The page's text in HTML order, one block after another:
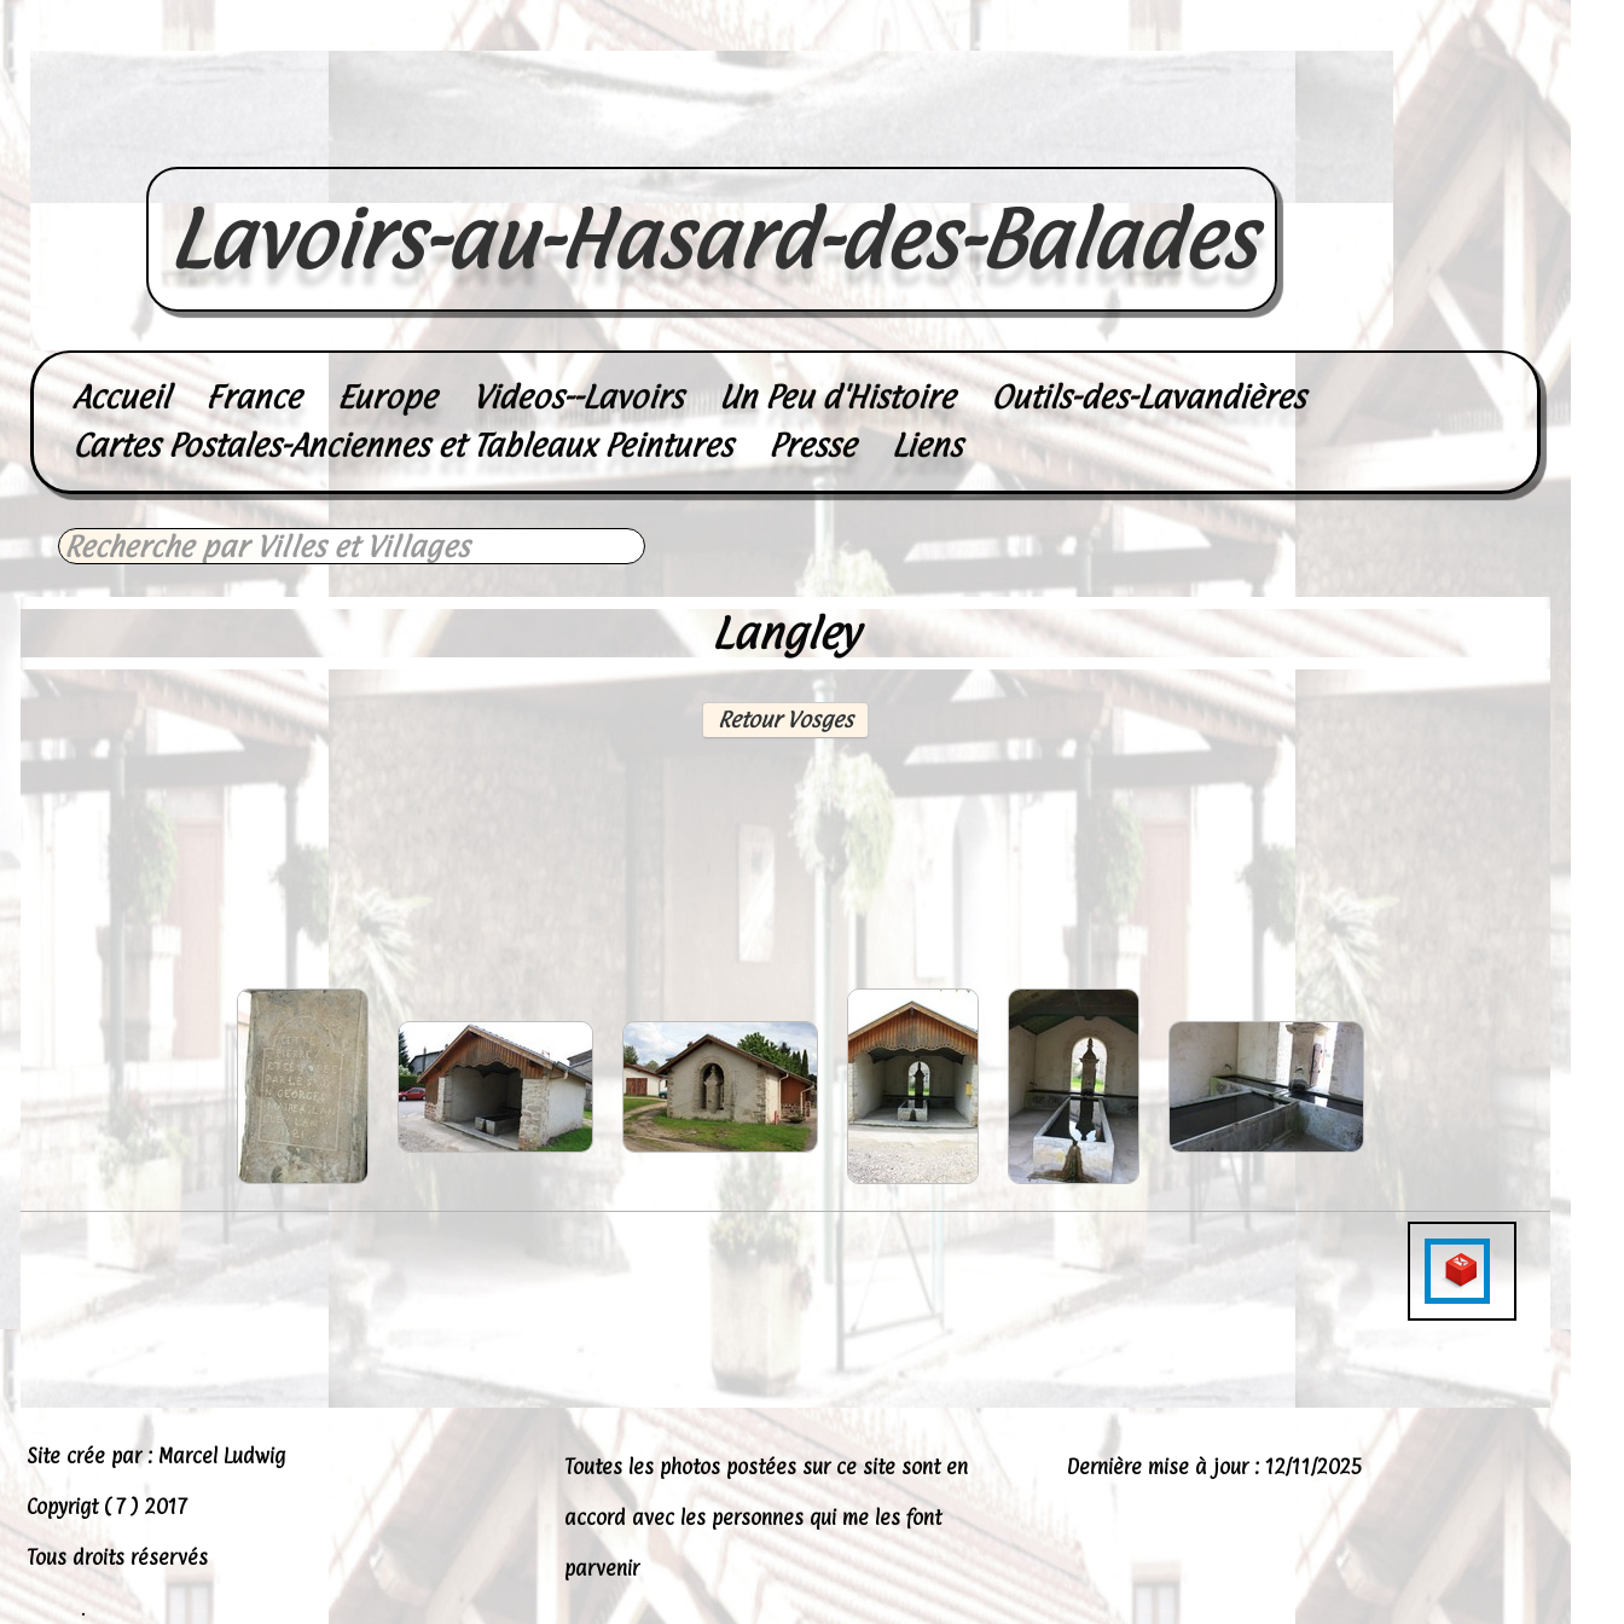
Lavoirs-au-Hasard-des-Balades
Accueil France Europe Videos--Lavoirs Un Peu d'Histoire
Outils-des-Lavandières
Cartes Postales-Anciennes et Tableaux Peintures
Presse Liens
Langley
Retour Vosges
Site crée par : Marcel Ludwig
Copyrigt ( 7 ) 2017
Tous droits réservés
.
Toutes les photos postées sur ce site sont en
accord avec les personnes qui me les font
parvenir
Dernière mise à jour : 12/11/2025